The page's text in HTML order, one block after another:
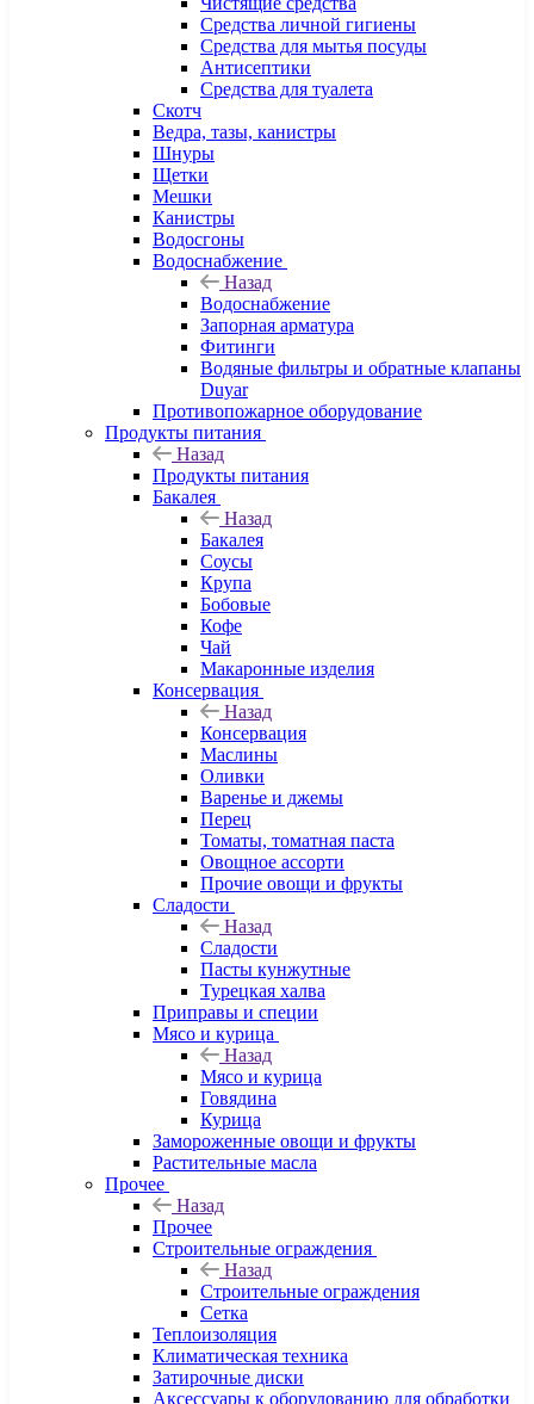
Средства личной гигиены
Средства для мытья посуды
Антисептики
Средства для туалета
Скотч
Ведра, тазы, канистры
Шнуры
Щетки
Мешки
Канистры
Водосгоны
Водоснабжение
Назад
Водоснабжение
Запорная арматура
Фитинги
Водяные фильтры и обратные клапаны
Duyar
Противопожарное оборудование
Продукты питания
Назад
Продукты питания
Бакалея
Назад
Бакалея
Соусы
Крупа
Бобовые
Кофе
Чай
Макаронные изделия
Консервация
Назад
Консервация
Маслины
Оливки
Варенье и джемы
Перец
Томаты, томатная паста
Овощное ассорти
Прочие овощи и фрукты
Сладости
Назад
Сладости
Пасты кунжутные
Турецкая халва
Приправы и специи
Мясо и курица
Назад
Мясо и курица
Говядина
Курица
Замороженные овощи и фрукты
Растительные масла
Прочее
Назад
Прочее
Строительные ограждения
Назад
Строительные ограждения
Сетка
Теплоизоляция
Климатическая техника
Затирочные диски
Аксессуары к оборудованию для обработки